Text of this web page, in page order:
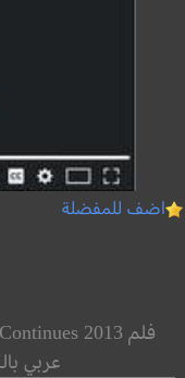
اضف للمفضلة
عربي